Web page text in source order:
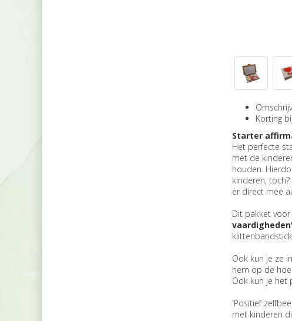
Korting
Starter
Het perfecte
met de
houden.
kinderen,
er direct mee
Dit pakket
Ook kun je ze
hem op de
Ook kun je het
'Positief
met kinderen